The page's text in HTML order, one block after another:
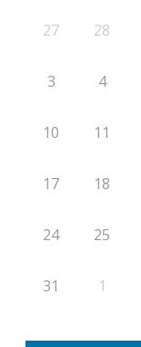
27
28
3 4
10 11
17 18
24 25
31 1